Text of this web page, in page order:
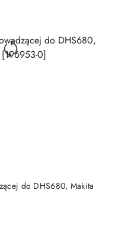
do DHS680, Makita
NIEDOSTĘPNY